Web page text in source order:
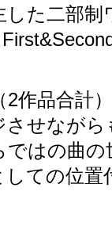
た二部制
作品合計
せながら
ではの曲
しての位置